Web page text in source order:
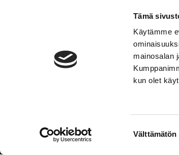
Tämä
Käytämme
mainosalan
kun olet
Välttämätön
Hockey-Team Vaasan Sport Oy